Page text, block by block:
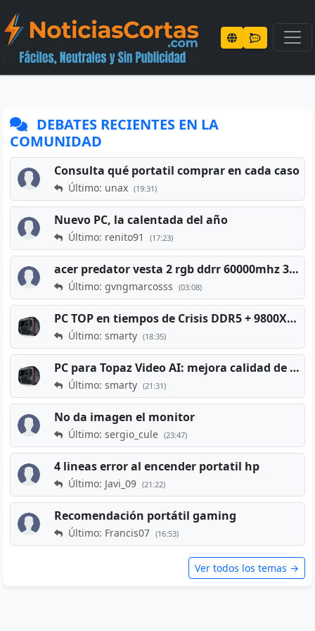
DEBATES RECIENTES EN LA
COMUNIDAD
Consulta qué portatil comprar en cada caso
Último: unax (19:31)
Nuevo PC, la calentada del año
Último: renito91 (17:23)
acer predator vesta 2 rgb ddrr 60000mhz 32gb x2 16gb
Último: gvngmarcosss (03:08)
PC TOP en tiempos de Crisis DDR5 + 9800X3D + RTX 5080 [2026][2400€]
Último: smarty (18:35)
PC para Topaz Video AI: mejora calidad de vídeos viejos
Último: smarty (21:31)
No da imagen el monitor
Último: sergio_cule (23:47)
4 lineas error al encender portatil hp
Último: Javi_09 (21:22)
Recomendación portátil gaming
Último: Francis07 (16:53)
Ver todos los temas →